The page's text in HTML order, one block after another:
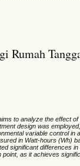
Rumah
to analyze the effect
design was
variable control in
in Watt-hours (Wh)
significant differences
as it achieves